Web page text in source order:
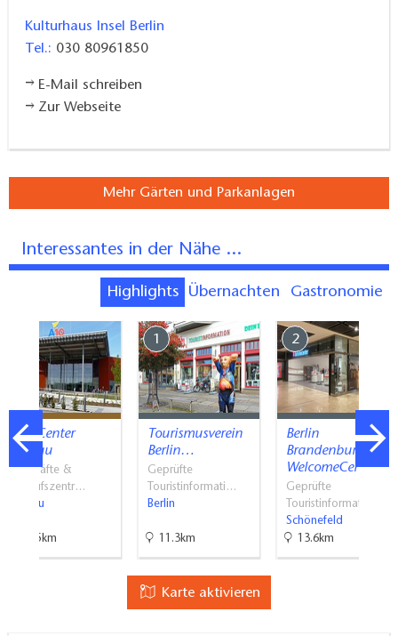
Kulturhaus Insel Berlin
Tel.: 030 80961850
E-Mail schreiben
Zur Webseite
Mehr Gärten und Parkanlagen
Interessantes in der Nähe ...
Highlights Übernachten Gastronomie
A10 Center
Wildau
Geschäfte &
Einkaufszentr…
Wildau
23.5km
1
Tourismusverein
Berlin…
Geprüfte
Touristinformati…
Berlin
11.3km
2
Berlin
Brandenburg
WelcomeCenter
Geprüfte
Touristinformati…
Schönefeld
13.6km
Karte aktivieren